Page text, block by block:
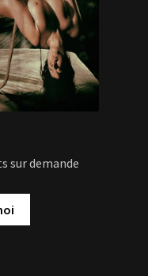
sur demande